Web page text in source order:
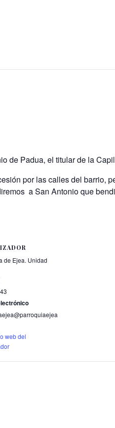
de Padua, el titular de la
por las calles del barrio,
a San Antonio que
de Ejea. Unidad
web del